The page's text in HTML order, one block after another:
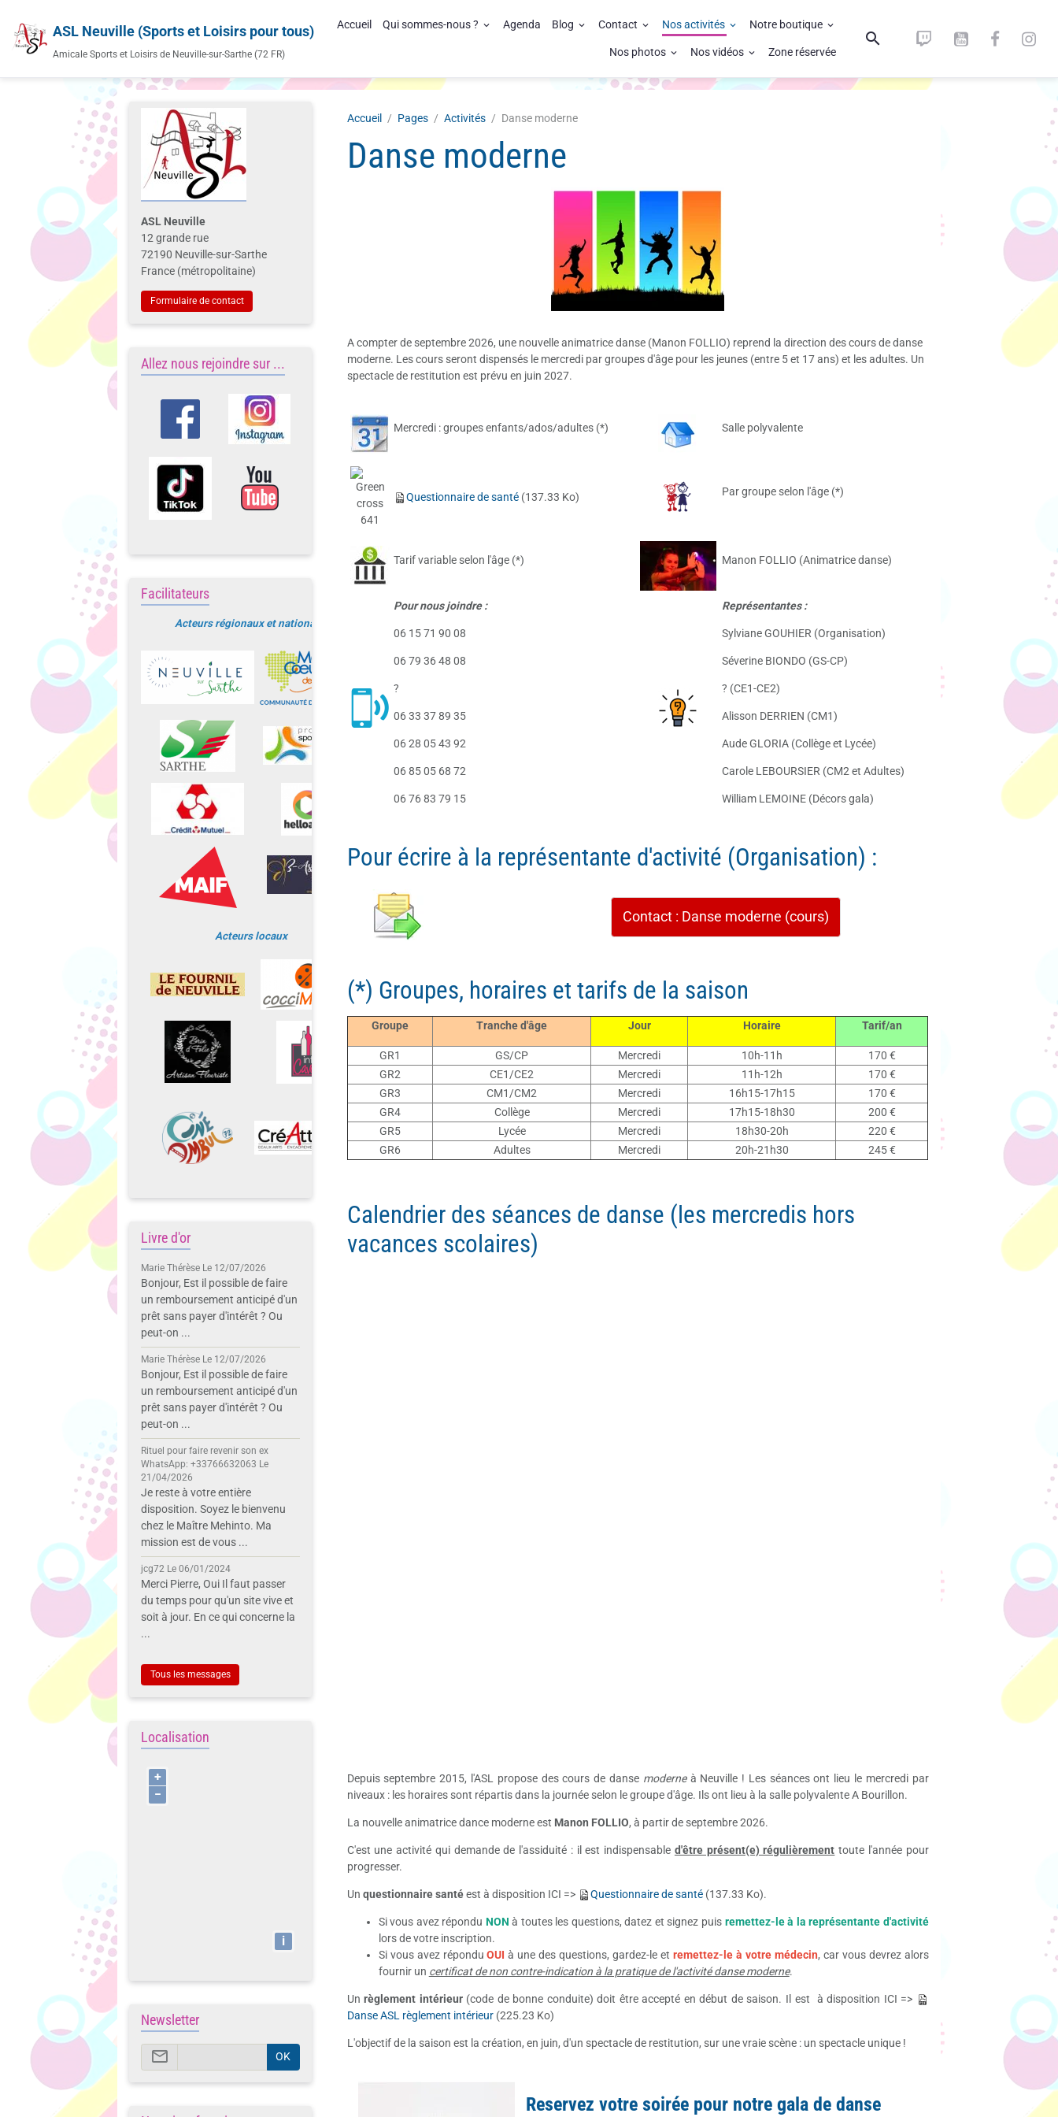
ASL Neuville (Sports et Loisirs pour tous)
Amicale Sports et Loisirs de Neuville-sur-Sarthe (72 FR)
Accueil Qui sommes-nous ? Agenda Blog Contact Nos activités Notre boutique
Nos photos Nos vidéos Zone réservée
Accueil Pages Activités Danse moderne
Danse moderne
A compter de septembre 2026, une nouvelle animatrice danse (Manon FOLLIO) reprend la direction des cours de danse
moderne. Les cours seront dispensés le mercredi par groupes d'âge pour les jeunes (entre 5 et 17 ans) et les adultes. Un
spectacle de restitution est prévu en juin 2027.
Mercredi : groupes enfants/ados/adultes (*) Salle polyvalente
Questionnaire de santé (137.33 Ko) Par groupe selon l'âge (*)
Tarif variable selon l'âge (*) Manon FOLLIO (Animatrice danse)
Pour nous joindre :
06 15 71 90 08
06 79 36 48 08
?
06 33 37 89 35
06 28 05 43 92
06 85 05 68 72
06 76 83 79 15
Représentantes :
Sylviane GOUHIER (Organisation)
Séverine BIONDO (GS-CP)
? (CE1-CE2)
Alisson DERRIEN (CM1)
Aude GLORIA (Collège et Lycée)
Carole LEBOURSIER (CM2 et Adultes)
William LEMOINE (Décors gala)
Pour écrire à la représentante d'activité (Organisation) :
Contact : Danse moderne (cours)
(*) Groupes, horaires et tarifs de la saison
Groupe Tranche d'âge Jour Horaire Tarif/an
GR1 GS/CP Mercredi 10h-11h
170 €
GR2
CE1/CE2 Mercredi 11h-12h
170 €
GR3
CM1/CM2 Mercredi 16h15-17h15
170 €
GR4
Collège Mercredi 17h15-18h30
200 €
GR5
Lycée Mercredi 18h30-20h
220 €
GR6
Adultes Mercredi 20h-21h30 245 €
Calendrier des séances de danse (les mercredis hors
vacances scolaires)
Depuis septembre 2015, l'ASL propose des cours de danse moderneà Neuville ! Les séances ont lieu le mercredi par
niveaux : les horaires sont répartis dans la journée selon le groupe d'âge. Ils ont lieu à la salle polyvalente A Bourillon.
La nouvelle animatrice dance moderne est Manon FOLLIO, à partir de septembre 2026.
C'est une activité qui demande de l'assiduité : il est indispensable d'être présent(e) régulièrement toute l'année pour
progresser.
Un questionnaire santéest à disposition ICI => Questionnaire de santé(137.33 Ko).
Si vous avez répondu NON à toutes les questions, datez et signez puis remettez-le à la représentante d'activité
lors de votre inscription.
Si vous avez réponduOUI à une des questions, gardez-le etremettez-le à votre médecin, car vous devrez alors
fournir un certificat de non contre-indication à la pratique de l'activité danse moderne.
Unrèglement intérieur(code de bonne conduite) doit être accepté en début de saison. Il est à disposition ICI =>
Danse ASL règlement intérieur(225.23 Ko)
L'objectif de la saison est la création, en juin, d'un spectacle de restitution, sur une vraie scène : un spectacle unique !
Reservez votre soirée pour notre gala de danse
ASL Neuville
12 grande rue
72190 Neuville-sur-Sarthe
France (métropolitaine)
Formulaire de contact
Allez nous rejoindre sur ...
Facilitateurs
Acteurs régionaux et nationaux
Acteurs locaux
Livre d'or
Marie Thérèse Le 12/07/2026
Bonjour, Est il possible de faire
un remboursement anticipé d'un
prêt sans payer d'intérêt ? Ou
peut-on ...
Marie Thérèse Le 12/07/2026
Bonjour, Est il possible de faire
un remboursement anticipé d'un
prêt sans payer d'intérêt ? Ou
peut-on ...
Rituel pour faire revenir son ex
WhatsApp: +33766632063 Le
21/04/2026
Je reste à votre entière
disposition. Soyez le bienvenu
chez le Maître Mehinto. Ma
mission est de vous ...
jcg72 Le 06/01/2024
Merci Pierre, Oui Il faut passer
du temps pour qu'un site vive et
soit à jour. En ce qui concerne la
...
Tous les messages
Localisation
+
−
i
Newsletter
OK